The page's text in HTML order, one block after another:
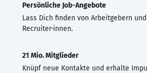
Persönliche Job-Angebote
Lass Dich finden von Arbeitgebern
Recruiter·innen.
21 Mio. Mitglieder
Knüpf neue Kontakte und erhalte